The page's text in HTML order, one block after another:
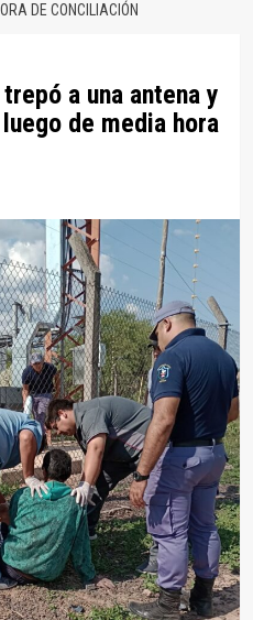
DE CONCILIACIÓN
a una antena y
de media hora